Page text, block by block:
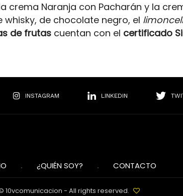
crema Naranja con Pacharán y la
de chocolate negro, el
de frutas cuentan con el certificado
INSTAGRAM LINKEDIN
¿QUIÉN SOY? CONTACTO
10vcomunicacion - All rights reserved.